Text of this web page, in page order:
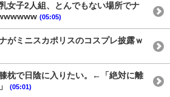
女子2人組、とんでもない場所でナ
(05:05)
がミニスカポリスのコスプレ披露ｗ
膝枕で日陰に入りたい。←「絶対に離
(05:01)